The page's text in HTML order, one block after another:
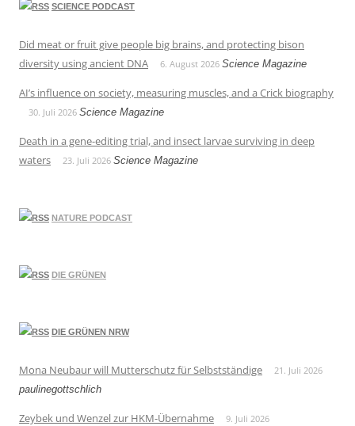
SCIENCE PODCAST
Did meat or fruit give people big brains, and protecting bison
diversity using ancient DNA
6. August 2026 Science Magazine
AI’s influence on society, measuring muscles, and a Crick biography
30. Juli 2026 Science Magazine
Death in a gene-editing trial, and insect larvae surviving in deep
waters
23. Juli 2026 Science Magazine
NATURE PODCAST
DIE GRÜNEN
DIE GRÜNEN NRW
Mona Neubaur will Mutterschutz für Selbstständige
21. Juli 2026
paulinegottschlich
Zeybek und Wenzel zur HKM-Übernahme
9. Juli 2026